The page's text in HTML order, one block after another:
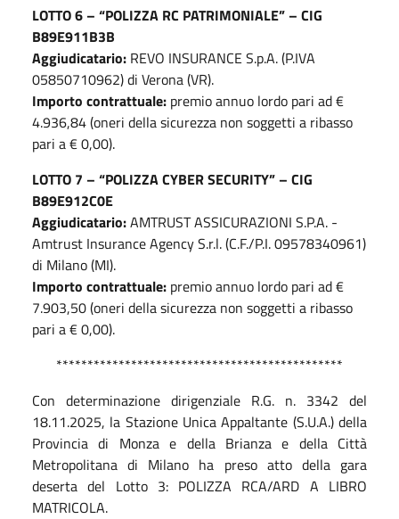
LOTTO 6 – “POLIZZA RC PATRIMONIALE” – CIG
B89E911B3B
Aggiudicatario: REVO INSURANCE S.p.A. (P.IVA
05850710962) di Verona (VR).
Importo contrattuale: premio annuo lordo pari ad €
4.936,84 (oneri della sicurezza non soggetti a ribasso
pari a € 0,00).
LOTTO 7 – “POLIZZA CYBER SECURITY” – CIG
B89E912C0E
Aggiudicatario:AMTRUST ASSICURAZIONI S.P.A. -
Amtrust Insurance Agency S.r.l. (C.F./P.I. 09578340961)
di Milano (MI).
Importo contrattuale: premio annuo lordo pari ad €
7.903,50 (oneri della sicurezza non soggetti a ribasso
pari a € 0,00).
**********************************************
Con determinazione dirigenziale R.G. n. 3342 del
18.11.2025, la Stazione Unica Appaltante (S.U.A.) della
Provincia di Monza e della Brianza e della Città
Metropolitana di Milano ha preso atto della gara
deserta del Lotto 3: POLIZZA RCA/ARD A LIBRO
MATRICOLA.